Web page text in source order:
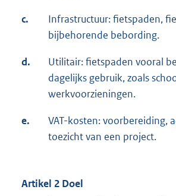
c.
Infrastructuur: fietspaden,
bijbehorende bebording.
d.
Utilitair: fietspaden vooral
dagelijks gebruik, zoals
werkvoorzieningen.
e.
VAT-kosten: voorbereiding,
toezicht van een project.
Artikel 2 Doel